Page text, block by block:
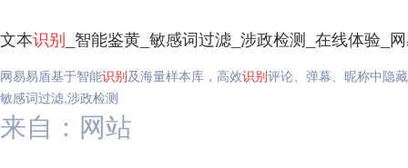
文本识别 _智能鉴黄_敏感词过滤_涉政检测_在线体验_
网易易盾基于智能识别及海量样本库，高效识别评论、弹幕、昵称中隐
敏感词过滤,涉政检测
来自：网站